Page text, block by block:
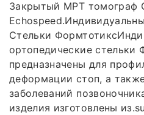
Закрытый МРТ томограф
Стельки
ортопедические стельки
предназначены для
деформации стоп, а
заболеваний
изделия изготовлены